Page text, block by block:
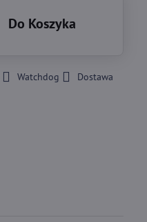
Do Koszyka
Watchdog Dostawa